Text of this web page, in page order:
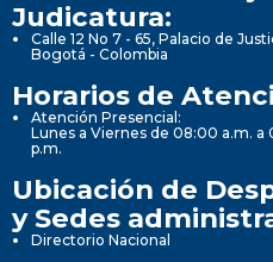
Judicatura:
Calle 12 No 7 - 65, Palacio de
Bogotá - Colombia
Horarios de
Atención Presencial:
Lunes a Viernes de 08:00 a.m. a
p.m.
Ubicación de
y Sedes
Directorio Nacional